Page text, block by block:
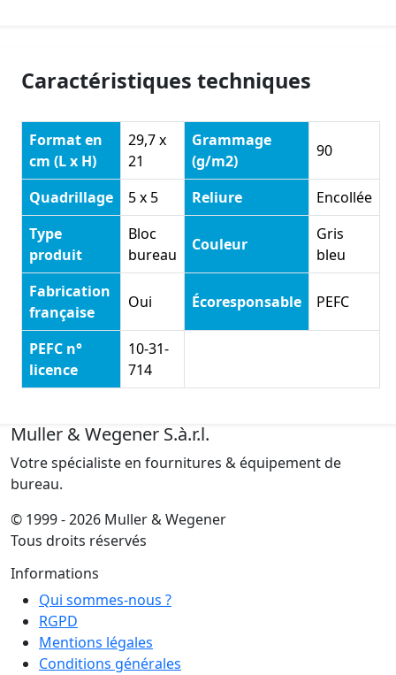
Caractéristiques techniques
Format en
cm (L x H)
29,7 x
21
Grammage
(g/m2)
90
Quadrillage 5 x 5 Reliure
Encollée
Type
produit
Bloc
bureau
Couleur
Gris
bleu
Fabrication
française
Oui Écoresponsable PEFC
PEFC n°
licence
10-31-
714
Muller & Wegener S.à.r.l.
Votre spécialiste en fournitures & équipement de
bureau.
© 1999 - 2026 Muller & Wegener
Tous droits réservés
Informations
Qui sommes-nous ?
RGPD
Mentions légales
Conditions générales